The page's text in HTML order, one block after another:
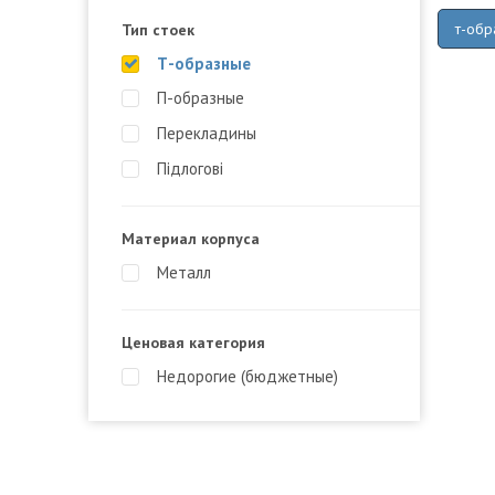
Тип стоек
Т-образные
П-образные
Перекладины
Підлогові
Материал корпуса
Металл
Ценовая категория
Недорогие (бюджетные)
т-